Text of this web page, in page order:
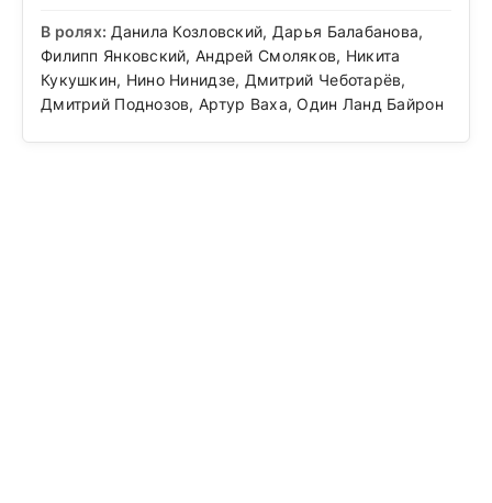
В ролях: Данила Козловский, Дарья Балабанова,
Филипп Янковский, Андрей Смоляков, Никита
Кукушкин, Нино Нинидзе, Дмитрий Чеботарёв,
Дмитрий Поднозов, Артур Ваха, Один Ланд Байрон